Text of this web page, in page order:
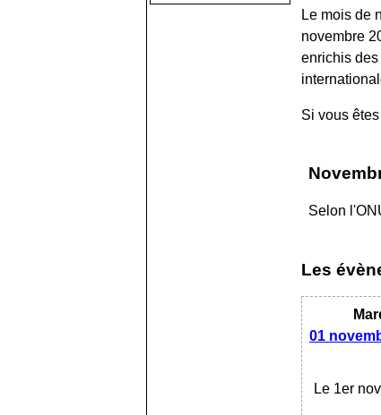
Le mois de
novembre
enrichis
Si vous
Selon
Les
01
Le 1er